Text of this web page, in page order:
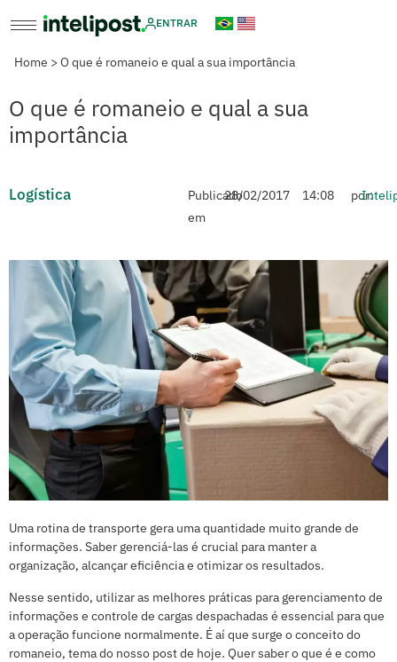
ENTRAR
Home > O que é romaneio e qual a sua importância
O que é romaneio e qual a sua
importância
Logística
Publicado
em
28/02/2017 14:08 por:
Uma rotina de transporte gera uma quantidade muito grande de
informações. Saber gerenciá-las é crucial para manter a
organização, alcançar eficiência e otimizar os resultados.
Nesse sentido, utilizar as melhores práticas para gerenciamento de
informações e controle de cargas despachadas é essencial para que
a operação funcione normalmente. É aí que surge o conceito do
romaneio, tema do nosso post de hoje. Quer saber o que é e como